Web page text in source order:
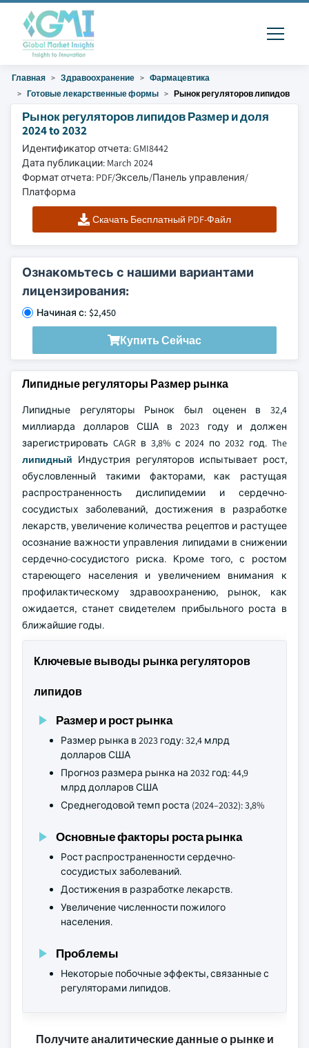
Главная Здравоохранение
Фармацевтика
Готовые лекарственные формы
Рынок регуляторов липидов
Рынок регуляторов липидов Размер и доля
2024 to 2032
Идентификатор отчета: GMI8442
Дата публикации: March 2024
Формат отчета: PDF/Эксель/Панель управления/
Платформа
Скачать Бесплатный PDF-Файл
Ознакомьтесь с нашими вариантами
лицензирования:
Начиная с: $2,450
Купить Сейчас
Липидные регуляторы Размер рынка
Липидные регуляторы Рынок был оценен в 32,4
миллиарда долларов США в 2023 году и должен
зарегистрировать CAGR в 3,8% с 2024 по 2032 год. The
липидный Индустрия регуляторов испытывает рост,
обусловленный такими факторами, как растущая
распространенность дислипидемии и сердечно-
сосудистых заболеваний, достижения в разработке
лекарств, увеличение количества рецептов и растущее
осознание важности управления липидами в снижении
сердечно-сосудистого риска. Кроме того, с ростом
стареющего населения и увеличением внимания к
профилактическому здравоохранению, рынок, как
ожидается, станет свидетелем прибыльного роста в
ближайшие годы.
Ключевые выводы рынка регуляторов
липидов
Размер и рост рынка
Размер рынка в 2023 году: 32,4 млрд
долларов США
Прогноз размера рынка на 2032 год: 44,9
млрд долларов США
Среднегодовой темп роста (2024–2032): 3,8%
Основные факторы роста рынка
Рост распространенности сердечно-
сосудистых заболеваний.
Достижения в разработке лекарств.
Увеличение численности пожилого
населения.
Проблемы
Некоторые побочные эффекты, связанные с
регуляторами липидов.
Получите аналитические данные о рынке и